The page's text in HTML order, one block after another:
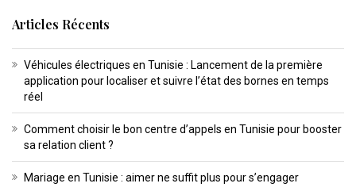
Articles Récents
Véhicules électriques en Tunisie : Lancement de la première
application pour localiser et suivre l’état des bornes en temps
réel
Comment choisir le bon centre d’appels en Tunisie pour booster
sa relation client ?
Mariage en Tunisie : aimer ne suffit plus pour s’engager